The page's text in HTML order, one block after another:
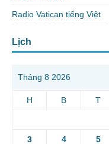
Radio Vatican tiếng Việt
Lịch
Tháng 8 2026
H B T
3 4 5